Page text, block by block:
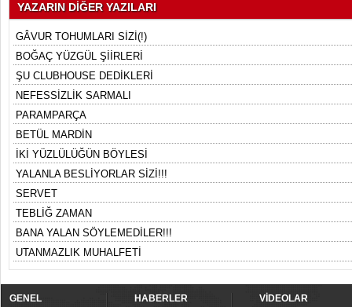
YAZARIN DİĞER YAZILARI
GÂVUR TOHUMLARI SİZİ(!)
BOĞAÇ YÜZGÜL ŞİİRLERİ
ŞU CLUBHOUSE DEDİKLERİ
NEFESSİZLİK SARMALI
PARAMPARÇA
BETÜL MARDİN
İKİ YÜZLÜLÜĞÜN BÖYLESİ
YALANLA BESLİYORLAR SİZİ!!!
SERVET
TEBLİĞ ZAMAN
BANA YALAN SÖYLEMEDİLER!!!
UTANMAZLIK MUHALFETİ
GENEL
HABERLER
VİDEOLAR